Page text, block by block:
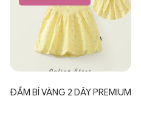
ĐẦM BÍ VÀNG 2 DÂY PREMIUM